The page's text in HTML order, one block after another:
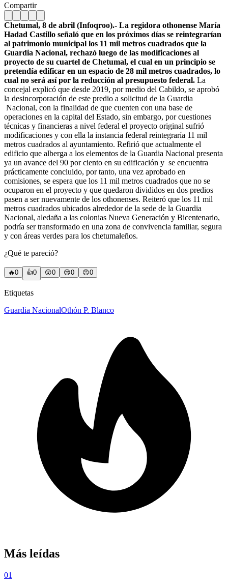
Compartir
Chetumal, 8 de abril (Infoqroo).- La regidora othonense María
Hadad Castillo señaló que en los próximos días se reintegrarían
al patrimonio municipal los 11 mil metros cuadrados que la
Guardia Nacional, rechazó luego de las modificaciones al
proyecto de su cuartel de Chetumal, el cual en un principio se
pretendía edificar en un espacio de 28 mil metros cuadrados, lo
cual no será así por la reducción al presupuesto federal. La
concejal explicó que desde 2019, por medio del Cabildo, se aprobó
la desincorporación de este predio a solicitud de la Guardia
Nacional, con la finalidad de que cuenten con una base de
operaciones en la capital del Estado, sin embargo, por cuestiones
técnicas y financieras a nivel federal el proyecto original sufrió
modificaciones y con ella la instancia federal reintegraría 11 mil
metros cuadrados al ayuntamiento. Refirió que actualmente el
edificio que alberga a los elementos de la Guardia Nacional presenta
ya un avance del 90 por ciento en su edificación y se encuentra
prácticamente concluido, por tanto, una vez aprobado en
comisiones, se espera que los 11 mil metros cuadrados que no se
ocuparon en el proyecto y que quedaron divididos en dos predios
pasen a ser nuevamente de los othonenses. Reiteró que los 11 mil
metros cuadrados ubicados alrededor de la sede de la Guardia
Nacional, aledaña a las colonias Nueva Generación y Bicentenario,
podría ser transformado en una zona de convivencia familiar, segura
y con áreas verdes para los chetumaleños.
¿Qué te pareció?
🔥0 👍0 😲0 😢0 😠0
Etiquetas
Guardia NacionalOthón P. Blanco
Más leídas
01